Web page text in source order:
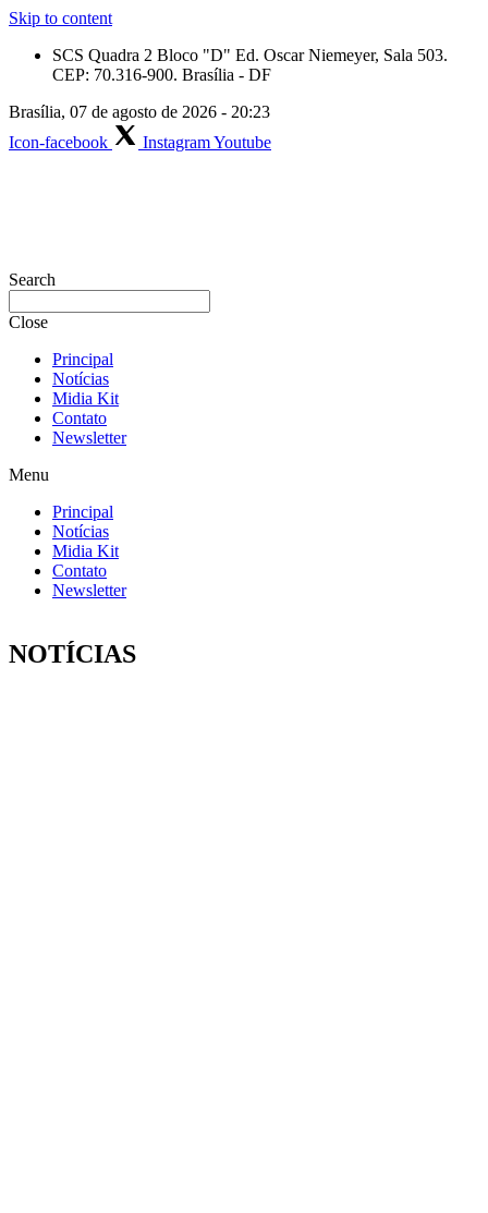
Skip to content
SCS Quadra 2 Bloco "D" Ed. Oscar Niemeyer, Sala 503.
CEP: 70.316-900. Brasília - DF
Brasília, 07 de agosto de 2026 - 20:23
Icon-facebook
InstagramYoutube
Search
Close
Principal
Notícias
Midia Kit
Contato
Newsletter
Menu
Principal
Notícias
Midia Kit
Contato
Newsletter
NOTÍCIAS